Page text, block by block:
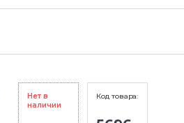
Нет в
наличии
Код товара: